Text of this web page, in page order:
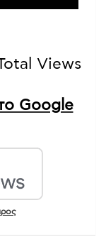
Views
Google